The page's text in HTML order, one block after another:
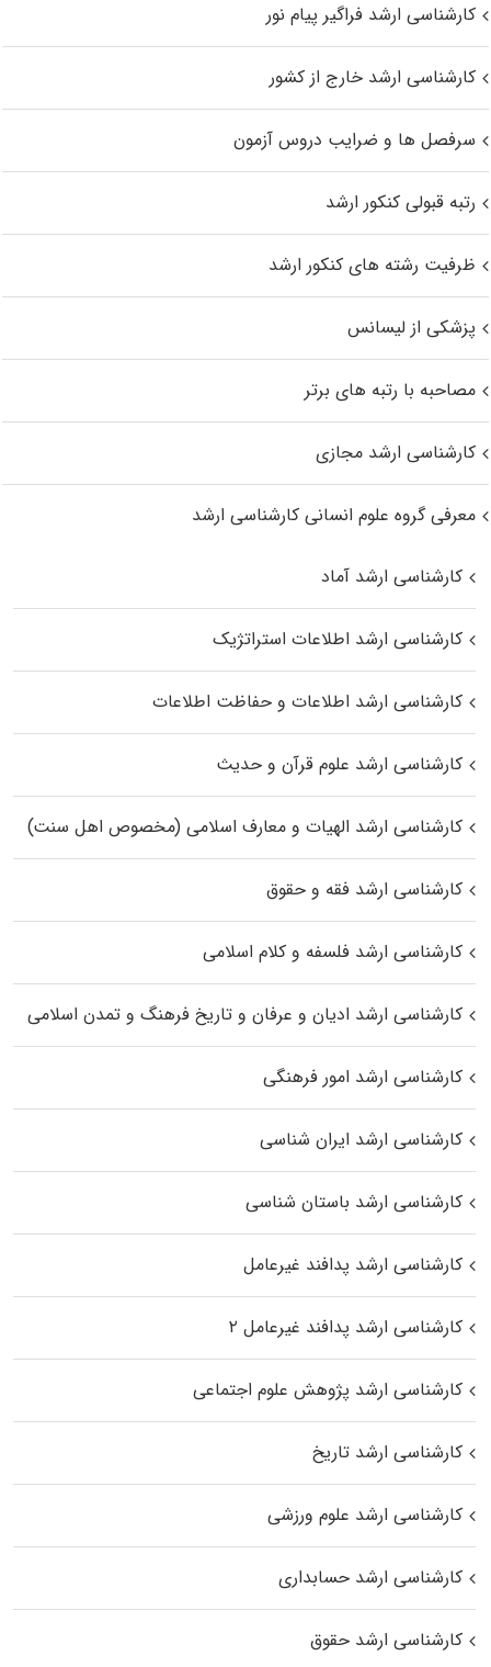
کارشناسی ارشد فراگیر پیام نور
کارشناسی ارشد خارج از کشور
سرفصل ها و ضرایب دروس آزمون
رتبه قبولی کنکور ارشد
ظرفیت رشته های کنکور ارشد
پزشکی از لیسانس
مصاحبه با رتبه های برتر
کارشناسی ارشد مجازی
معرفی گروه علوم انسانی کارشناسی ارشد
کارشناسی ارشد آماد
کارشناسی ارشد اطلاعات استراتژیک
کارشناسی ارشد اطلاعات و حفاظت اطلاعات
کارشناسی ارشد علوم قرآن و حدیث
کارشناسی ارشد الهیات و معارف اسلامی (مخصوص اهل سنت)
کارشناسی ارشد فقه و حقوق
کارشناسی ارشد فلسفه و کلام اسلامی
کارشناسی ارشد ادیان و عرفان و تاریخ فرهنگ و تمدن اسلامی
کارشناسی ارشد امور فرهنگی
کارشناسی ارشد ایران شناسی
کارشناسی ارشد باستان شناسی
کارشناسی ارشد پدافند غیرعامل
کارشناسی ارشد پدافند غیرعامل ۲
کارشناسی ارشد پژوهش علوم اجتماعی
کارشناسی ارشد تاریخ
کارشناسی ارشد علوم ورزشی
کارشناسی ارشد حسابداری
کارشناسی ارشد حقوق